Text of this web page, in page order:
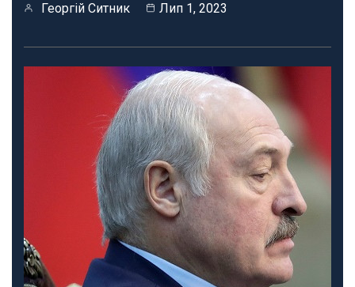
Георгій Ситник Лип 1, 2023